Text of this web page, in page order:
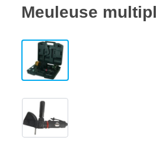
Meuleuse
View larger image
View larger image